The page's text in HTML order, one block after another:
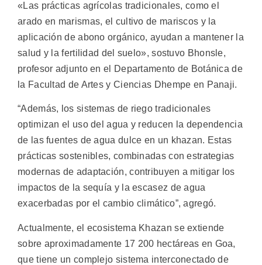
«Las prácticas agrícolas tradicionales, como el
arado en marismas, el cultivo de mariscos y la
aplicación de abono orgánico, ayudan a mantener la
salud y la fertilidad del suelo», sostuvo Bhonsle,
profesor adjunto en el Departamento de Botánica de
la Facultad de Artes y Ciencias Dhempe en Panaji.
“Además, los sistemas de riego tradicionales
optimizan el uso del agua y reducen la dependencia
de las fuentes de agua dulce en un khazan. Estas
prácticas sostenibles, combinadas con estrategias
modernas de adaptación, contribuyen a mitigar los
impactos de la sequía y la escasez de agua
exacerbadas por el cambio climático”, agregó.
Actualmente, el ecosistema Khazan se extiende
sobre aproximadamente 17 200 hectáreas en Goa,
que tiene un complejo sistema interconectado de